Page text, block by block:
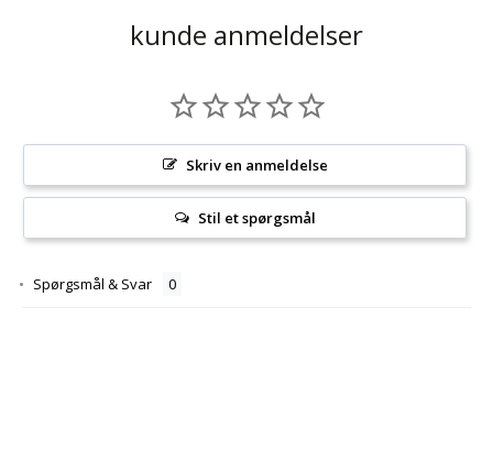
kunde anmeldelser
Skriv en anmeldelse
Stil et spørgsmål
Spørgsmål & Svar